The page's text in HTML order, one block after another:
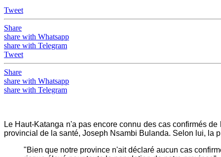
Tweet
Share
share with Whatsapp
share with Telegram
Tweet
Share
share with Whatsapp
share with Telegram
Le Haut-Katanga n'a pas encore connu des cas confirmés
provincial de la santé, Joseph Nsambi Bulanda. Selon lui, la
"Bien que notre province n'ait déclaré aucun cas